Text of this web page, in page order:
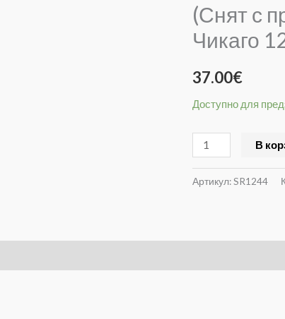
(Снят с
Чикаго
37.00€
Доступно для
производства)
Однажды
Чикаго
В
Артикул:SR1244